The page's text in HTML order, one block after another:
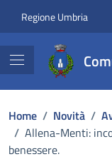
Regione Umbria
Home / Novità /
/ Allena-Menti:
benessere.